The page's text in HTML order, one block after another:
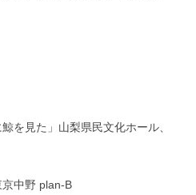
を見た」山梨県民文化ホール、
中野 plan-B